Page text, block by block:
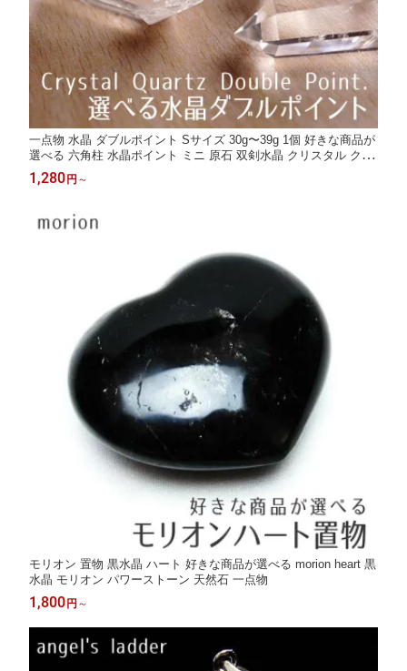
一点物 水晶 ダブルポイント Sサイズ 30g〜39g 1個 好きな商品が
選べる 六角柱 水晶ポイント ミニ 原石 双剣水晶 クリスタル クォ
ーツ crystal すいしょう
1,280円 ～
モリオン 置物 黒水晶 ハート 好きな商品が選べる morion heart 黒
水晶 モリオン パワーストーン 天然石 一点物
1,800円 ～